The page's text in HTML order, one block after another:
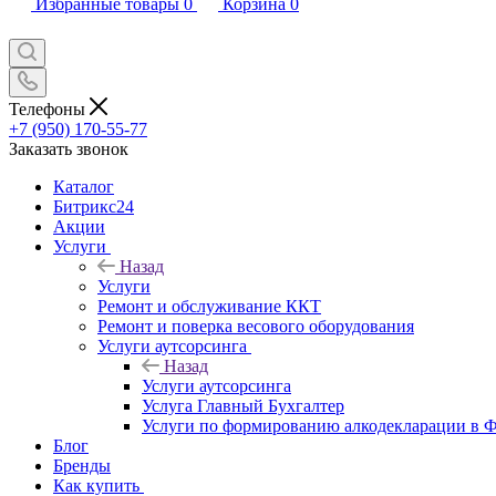
Избранные товары 0 Корзина 0
Телефоны
+7 (950) 170-55-77
Заказать звонок
Каталог
Битрикс24
Акции
Услуги
Назад
Услуги
Ремонт и обслуживание ККТ
Ремонт и поверка весового оборудования
Услуги аутсорсинга
Назад
Услуги аутсорсинга
Услуга Главный Бухгалтер
Услуги по формированию алкодекларации в
Блог
Бренды
Как купить